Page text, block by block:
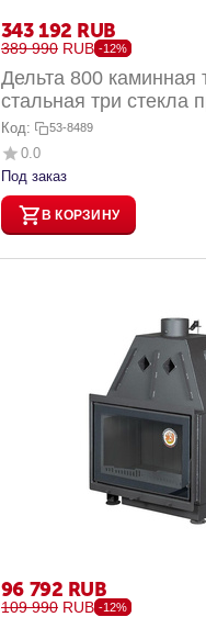
343 192 RUB
389 990 RUB -12%
Дельта 800 каминная
стальная три стекла
стекле черный шамот
Код: 53-8489
0.0
Под заказ
В КОРЗИНУ
96 792 RUB
109 990 RUB -12%